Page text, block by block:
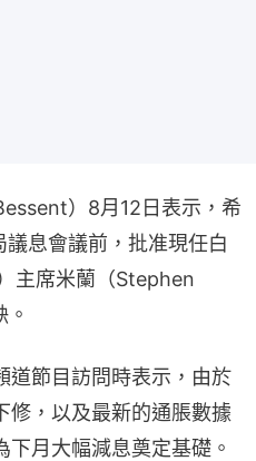
）8月12日表示，希
息會議前，批准現任白
主席米蘭（Stephen
道節目訪問時表示，由於
修，以及最新的通脹數據
月大幅減息奠定基礎。